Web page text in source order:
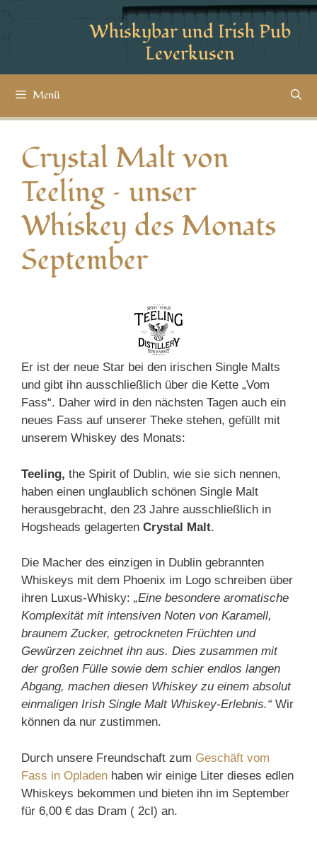
Whiskybar und Irish Pub
Leverkusen
Menü
Crystal Malt von
Teeling – unser
Whiskey des Monats
September
Er ist der neue Star bei den irischen Single Malts
und gibt ihn ausschließlich über die Kette „Vom
Fass“. Daher wird in den nächsten Tagen auch ein
neues Fass auf unserer Theke stehen, gefüllt mit
unserem Whiskey des Monats:
Teeling, the Spirit of Dublin, wie sie sich nennen,
haben einen unglaublich schönen Single Malt
herausgebracht, den 23 Jahre ausschließlich in
Hogsheads gelagerten Crystal Malt.
Die Macher des einzigen in Dublin gebrannten
Whiskeys mit dem Phoenix im Logo schreiben über
ihren Luxus-Whisky: „Eine besondere aromatische
Komplexität mit intensiven Noten von Karamell,
braunem Zucker, getrockneten Früchten und
Gewürzen zeichnet ihn aus. Dies zusammen mit
der großen Fülle sowie dem schier endlos langen
Abgang, machen diesen Whiskey zu einem absolut
einmaligen Irish Single Malt Whiskey-Erlebnis.“ Wir
können da nur zustimmen.
Durch unsere Freundschaft zum Geschäft vom
Fass in Opladen haben wir einige Liter dieses edlen
Whiskeys bekommen und bieten ihn im September
für 6,00 € das Dram ( 2cl) an.